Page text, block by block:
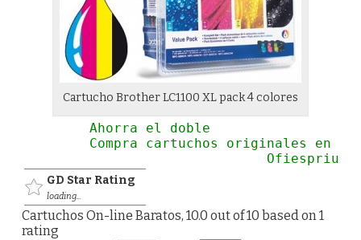
Cartucho Brother LC1100 XL pack 4 colores
Ahorra el doble
Compra cartuchos originales en
Ofiespriu
GD Star Rating
loading...
Cartuchos On-line Baratos, 10.0 out of10 based on 1
rating